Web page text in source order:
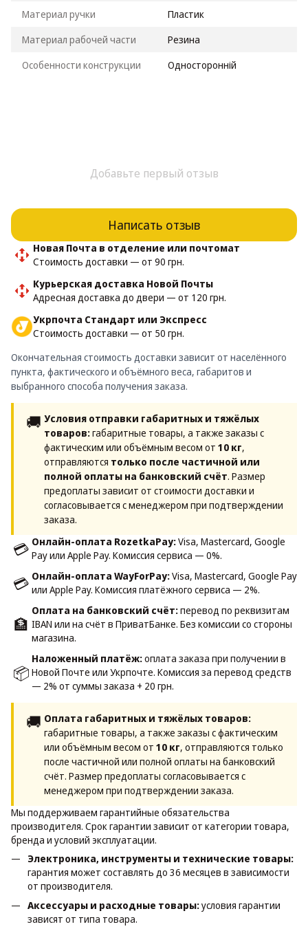
Материал ручки
Пластик
Материал рабочей части
Резина
Особенности конструкции
Односторонній
Добавьте первый отзыв
Написать отзыв
Новая Почта в отделение или почтомат
Стоимость доставки — от 90 грн.
Курьерская доставка Новой Почты
Адресная доставка до двери — от 120 грн.
Укрпочта Стандарт или Экспресс
Стоимость доставки — от 50 грн.
Окончательная стоимость доставки зависит от населённого
пункта, фактического и объёмного веса, габаритов и
выбранного способа получения заказа.
🚚 Условия отправки габаритных и тяжёлых
товаров:габаритные товары, а также заказы с
фактическим или объёмным весом от 10 кг,
отправляются только после частичной или
полной оплаты на банковский счёт. Размер
предоплаты зависит от стоимости доставки и
согласовывается с менеджером при подтверждении
заказа.
💳 Онлайн-оплата RozetkaPay:Visa, Mastercard, Google
Pay или Apple Pay. Комиссия сервиса — 0%.
💳 Онлайн-оплата WayForPay:Visa, Mastercard, Google Pay
или Apple Pay. Комиссия платёжного сервиса — 2%.
🏦
Оплата на банковский счёт:перевод по реквизитам
IBAN или на счёт в ПриватБанке. Без комиссии со стороны
магазина.
📦
Наложенный платёж:оплата заказа при получении в
Новой Почте или Укрпочте. Комиссия за перевод средств
— 2% от суммы заказа + 20 грн.
🚚 Оплата габаритных и тяжёлых товаров:
габаритные товары, а также заказы с фактическим
или объёмным весом от 10 кг, отправляются только
после частичной или полной оплаты на банковский
счёт. Размер предоплаты согласовывается с
менеджером при подтверждении заказа.
Мы поддерживаем гарантийные обязательства
производителя. Срок гарантии зависит от категории товара,
бренда и условий эксплуатации.
Электроника, инструменты и технические товары:
гарантия может составлять до 36 месяцев в зависимости
от производителя.
Аксессуары и расходные товары:условия гарантии
зависят от типа товара.